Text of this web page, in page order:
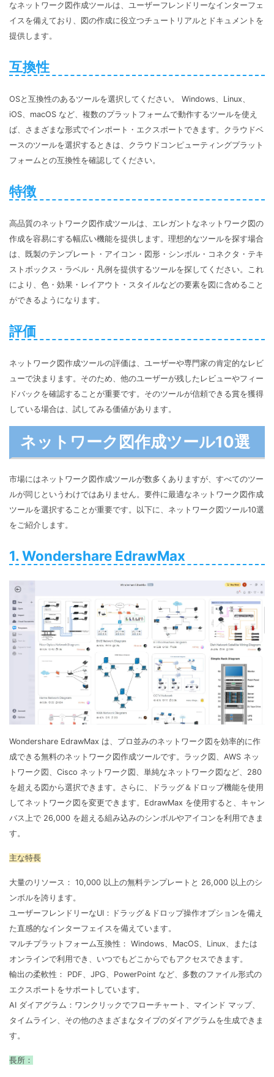
なネットワーク図作成ツールは、ユーザーフレンドリーなインターフェ
イスを備えており、図の作成に役立つチュートリアルとドキュメントを
提供します。
互換性
OSと互換性のあるツールを選択してください。 Windows、Linux、
iOS、macOS など、複数のプラットフォームで動作するツールを使え
ば、さまざまな形式でインポート・エクスポートできます。クラウドベ
ースのツールを選択するときは、クラウドコンピューティングプラット
フォームとの互換性を確認してください。
特徴
高品質のネットワーク図作成ツールは、エレガントなネットワーク図の
作成を容易にする幅広い機能を提供します。理想的なツールを探す場合
は、既製のテンプレート・アイコン・図形・シンボル・コネクタ・テキ
ストボックス・ラベル・凡例を提供するツールを探してください。これ
により、色・効果・レイアウト・スタイルなどの要素を図に含めること
ができるようになります。
評価
ネットワーク図作成ツールの評価は、ユーザーや専門家の肯定的なレビ
ューで決まります。そのため、他のユーザーが残したレビューやフィー
ドバックを確認することが重要です。そのツールが信頼できる賞を獲得
している場合は、試してみる価値があります。
ネットワーク図作成ツール10選
市場にはネットワーク図作成ツールが数多くありますが、すべてのツー
ルが同じというわけではありません。要件に最適なネットワーク図作成
ツールを選択することが重要です。以下に、ネットワーク図ツール10選
をご紹介します。
1. Wondershare EdrawMax
Wondershare EdrawMax は、プロ並みのネットワーク図を効率的に作
成できる無料のネットワーク図作成ツールです。ラック図、AWS ネッ
トワーク図、Cisco ネットワーク図、単純なネットワーク図など、280
を超える図から選択できます。さらに、ドラッグ＆ドロップ機能を使用
してネットワーク図を変更できます。EdrawMax を使用すると、キャン
バス上で 26,000 を超える組み込みのシンボルやアイコンを利用できま
す。
主な特長
大量のリソース： 10,000 以上の無料テンプレートと 26,000 以上のシ
ンボルを誇ります。
ユーザーフレンドリーなUI：ドラッグ＆ドロップ操作オプションを備え
た直感的なインターフェイスを備えています。
マルチプラットフォーム互換性： Windows、MacOS、Linux、または
オンラインで利用でき、いつでもどこからでもアクセスできます。
輸出の柔軟性： PDF、JPG、PowerPoint など、多数のファイル形式の
エクスポートをサポートしています。
AI ダイアグラム：ワンクリックでフローチャート、マインド マップ、
タイムライン、その他のさまざまなタイプのダイアグラムを生成できま
す。
長所：